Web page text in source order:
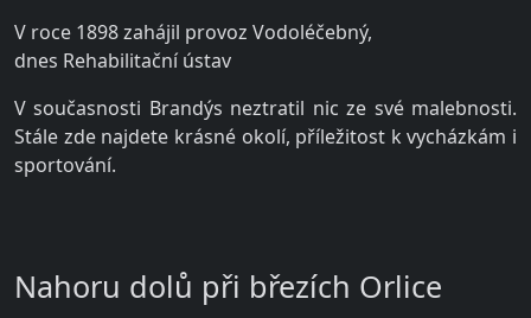
V roce 1898 zahájil provoz Vodoléčebný,
dnes Rehabilitační ústav
V současnosti Brandýs neztratil nic ze své malebnosti.
Stále zde najdete krásné okolí, příležitost k vycházkám i
sportování.
Nahoru dolů při březích Orlice